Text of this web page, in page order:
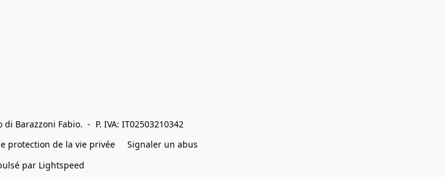
Barazzoni Fabio.  -  P. IVA: IT02503210342
protection de la vie privée
Signaler un abus
par Lightspeed